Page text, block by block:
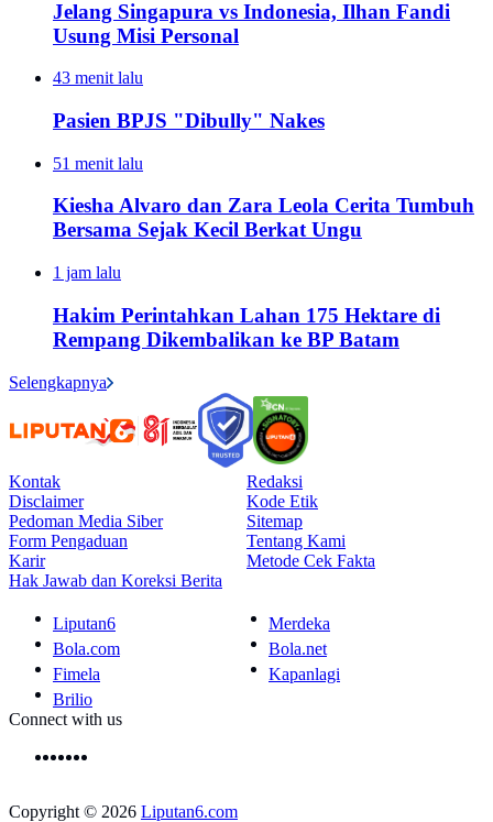
Jelang Singapura vs Indonesia, Ilhan Fandi
Usung Misi Personal
43 menit lalu
Pasien BPJS "Dibully" Nakes
51 menit lalu
Kiesha Alvaro dan Zara Leola Cerita Tumbuh
Bersama Sejak Kecil Berkat Ungu
1 jam lalu
Hakim Perintahkan Lahan 175 Hektare di
Rempang Dikembalikan ke BP Batam
Selengkapnya
Kontak
Redaksi
Disclaimer
Kode Etik
Pedoman Media Siber
Sitemap
Form Pengaduan
Tentang Kami
Karir
Metode Cek Fakta
Hak Jawab dan Koreksi Berita
Liputan6
Merdeka
Bola.com
Bola.net
Fimela
Kapanlagi
Brilio
Connect with us
Copyright © 2026 Liputan6.com